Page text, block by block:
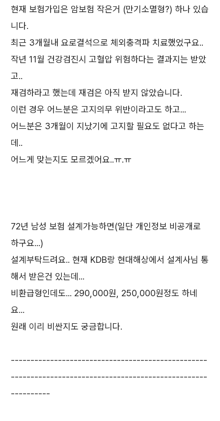
현재 보험가입은 암보험 작은거 (만기소멸형?) 하나 있습
니다.
최근 3개월내 요로결석으로 체외충격파 치료했었구요..
작년 11월 건강검진시 고혈압 위험하다는 결과지는 받았
고..
재검하라고 했는데 재검은 아직 받지 않았습니다.
이런 경우 어느분은 고지의무 위반이라고도 하고...
어느분은 3개월이 지났기에 고지할 필요도 없다고 하는
데..
어느게 맞는지도 모르겠어요..ㅠ.ㅠ
72년 남성 보험 설계가능하면(일단 개인정보 비공개로
하구요...)
설계부탁드려요.. 현재 KDB랑 현대해상에서 설계사님 통
해서 받은건 있는데...
비환급형인데도... 290,000원, 250,000원정도 하네
요...
원래 이리 비싼지도 궁금합니다.
--------------------------------------------------
--------------------------------------------------
----------